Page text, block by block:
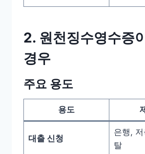
2. 원천징수영수증
경우
주요 용도
용도
대출 신청
은행,
탈